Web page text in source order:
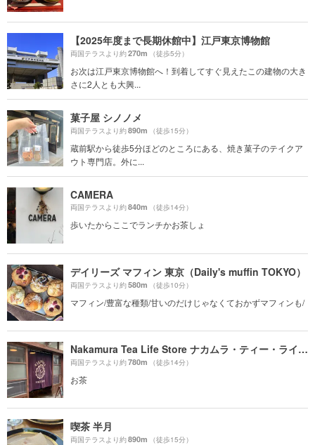
【2025年度まで長期休館中】江戸東京博物館
両国テラスより約270m （徒歩5分）
お次は江戸東京博物館へ！到着してすぐ見えたこの建物の大き
さに2人とも大興...
菓子屋 シノノメ
両国テラスより約890m （徒歩15分）
蔵前駅から徒歩5分ほどのところにある、焼き菓子のテイクア
ウト専門店。外に...
CAMERA
両国テラスより約840m （徒歩14分）
歩いたからここでランチかお茶しょ
デイリーズ マフィン 東京（Daily's muffin TOKYO）
両国テラスより約580m （徒歩10分）
マフィン/豊富な種類/甘いのだけじゃなくておかずマフィンも/
Nakamura Tea Life Store ナカムラ・ティー・ライフ・ストア
両国テラスより約780m （徒歩14分）
お茶
喫茶 半月
両国テラスより約890m （徒歩15分）